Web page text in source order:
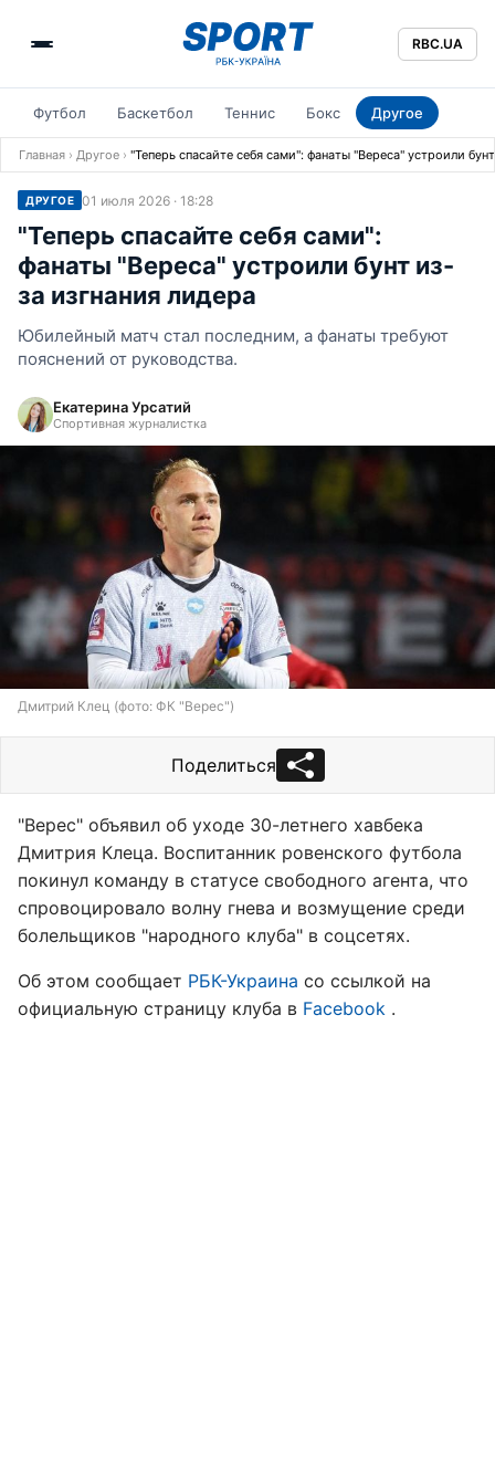
RBC.UA
Футбол Баскетбол Теннис Бокс Другое
Главная › Другое › "Теперь спасайте себя сами": фанаты "Вереса" устроили
ДРУГОЕ 01 июля 2026 · 18:28
"Теперь спасайте себя сами":
фанаты "Вереса" устроили бунт из-
за изгнания лидера
Юбилейный матч стал последним, а фанаты требуют
пояснений от руководства.
Екатерина Урсатий
Спортивная журналистка
Дмитрий Клец (фото: ФК "Верес")
Поделиться
"Верес" объявил об уходе 30-летнего хавбека
Дмитрия Клеца. Воспитанник ровенского футбола
покинул команду в статусе свободного агента, что
спровоцировало волну гнева и возмущение среди
болельщиков "народного клуба" в соцсетях.
Об этом сообщает РБК-Украина со ссылкой на
официальную страницу клуба в Facebook .